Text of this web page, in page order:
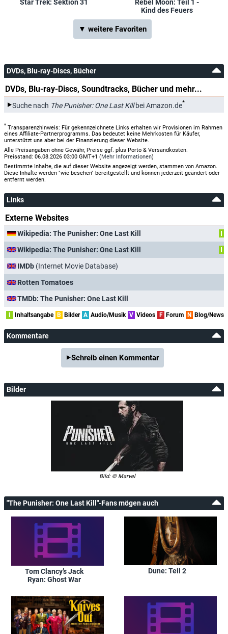
Star Trek: Sektion 31
Rebel Moon: Teil 1 -
Kind des Feuers
▼ weitere Favoriten
DVDs, Blu-ray-Discs, Bücher
DVDs, Blu-ray-Discs, Soundtracks, Bücher und mehr...
Suche nach The Punisher: One Last Killbei Amazon.de*
* Transparenzhinweis: Für gekennzeichnete Links erhalten wir Provisionen im Rahmen
eines Affiliate-Partnerprogramms. Das bedeutet keine Mehrkosten für Käufer,
unterstützt uns aber bei der Finanzierung dieser Website.
Alle Preisangaben ohne Gewähr, Preise ggf. plus Porto & Versandkosten.
Preisstand: 06.08.2026 03:00 GMT+1 (Mehr Informationen)
Bestimmte Inhalte, die auf dieser Website angezeigt werden, stammen von Amazon.
Diese Inhalte werden "wie besehen" bereitgestellt und können jederzeit geändert oder
entfernt werden.
Links
Externe Websites
Wikipedia: The Punisher: One Last Kill
I
Wikipedia: The Punisher: One Last Kill
I
IMDb (Internet Movie Database)
Rotten Tomatoes
TMDb: The Punisher: One Last Kill
Inhaltsangabe B Bilder A Audio/Musik V Videos F Forum N Blog/News
Kommentare
Schreib einen Kommentar
Bilder
Bild: © Marvel
"The Punisher: One Last Kill"-Fans mögen auch
Tom Clancy’s Jack
Ryan: Ghost War
Dune: Teil 2